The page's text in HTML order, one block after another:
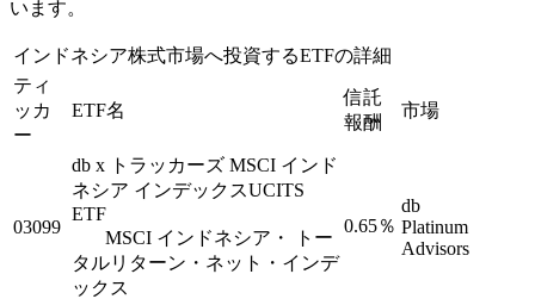
います。
インドネシア株式市場へ投資するETFの詳細
ティ
ッカ
ー
ETF名
信託
報酬
市場
03099
db x トラッカーズ MSCI インド
ネシア インデックスUCITS
ETF
MSCI インドネシア・ トー
タルリターン・ネット・インデ
ックス
0.65％
db
Platinum
Advisors